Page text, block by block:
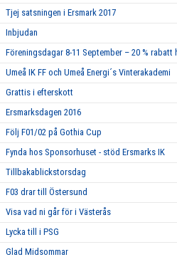
Tjej satsningen i Ersmark 2017
Inbjudan
Föreningsdagar 8-11 September – 20 % rabatt
Umeå IK FF och Umeå Energi´s Vinterakademi
Grattis i efterskott
Ersmarksdagen 2016
Följ F01/02 på Gothia Cup
Fynda hos Sponsorhuset - stöd Ersmarks IK
Tillbakablickstorsdag
F03 drar till Östersund
Visa vad ni går för i Västerås
Lycka till i PSG
Glad Midsommar